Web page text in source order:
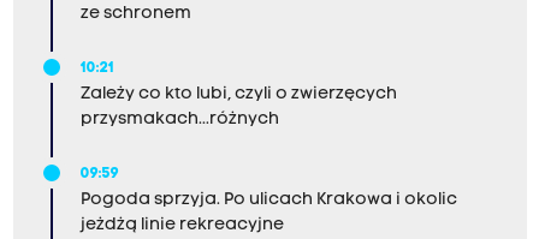
ze schronem
10:21
Zależy co kto lubi, czyli o zwierzęcych
przysmakach...różnych
09:59
Pogoda sprzyja. Po ulicach Krakowa i okolic
jeżdżą linie rekreacyjne